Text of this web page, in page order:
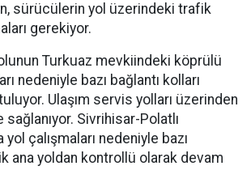
sürücülerin yol üzerindeki trafik
gerekiyor.
Turkuaz mevkiindeki köprülü
nedeniyle bazı bağlantı kolları
Ulaşım servis yolları üzerinden
Sivrihisar-Polatlı
yol çalışmaları nedeniyle bazı
ana yoldan kontrollü olarak devam